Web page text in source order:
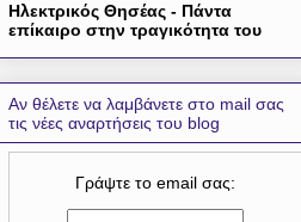
Ηλεκτρικός Θησέας - Πάντα
επίκαιρο στην τραγικότητα του
Αν θέλετε να λαμβάνετε στο mail σας
τις νέες αναρτήσεις του blog
Γράψτε το email σας: